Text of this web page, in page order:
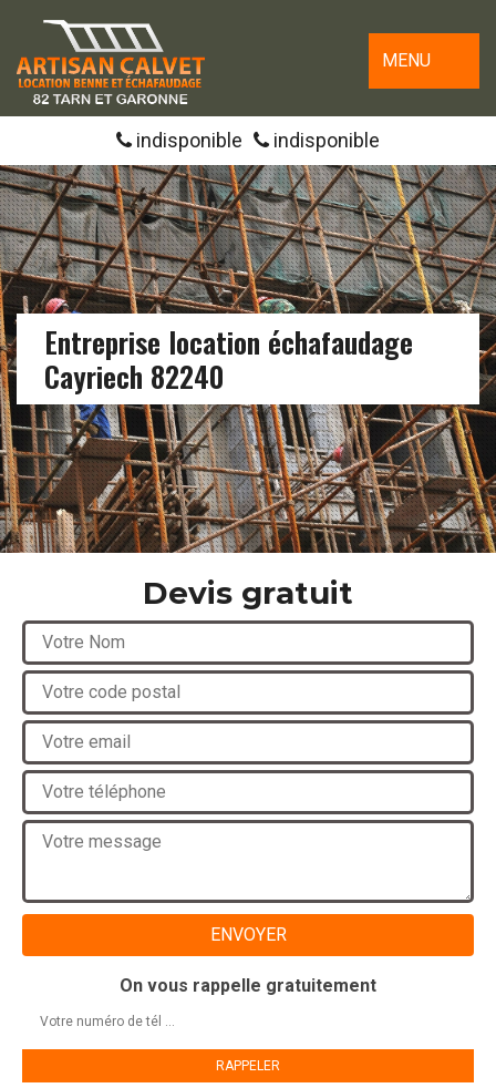
MENU
indisponible indisponible
Entreprise location échafaudage
Cayriech 82240
Devis gratuit
On vous rappelle gratuitement